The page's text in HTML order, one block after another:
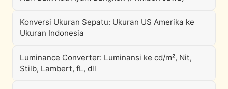
Konversi Ukuran Sepatu: Ukuran US Amerika ke
Ukuran Indonesia
Luminance Converter: Luminansi ke cd/m², Nit,
Stilb, Lambert, fL, dll